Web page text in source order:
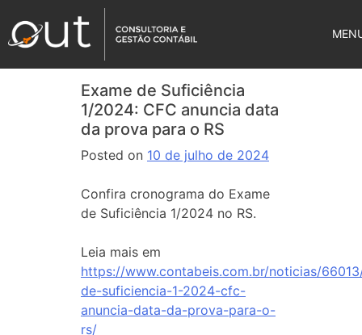
Exame de Suficiência
1/2024: CFC anuncia data
da prova para o RS
Posted on 10 de julho de 2024
Confira cronograma do Exame
de Suficiência 1/2024 no RS.
Leia mais em
https://www.contabeis.com.br/noticias/
de-suficiencia-1-2024-cfc-
anuncia-data-da-prova-para-o-
rs/